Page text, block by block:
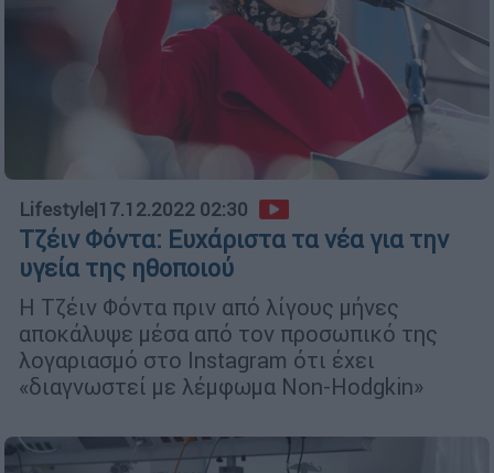
Lifestyle|17.12.2022 02:30
Τζέιν Φόντα: Ευχάριστα τα νέα για την
υγεία της ηθοποιού
Η Τζέιν Φόντα πριν από λίγους μήνες
αποκάλυψε μέσα από τον προσωπικό της
λογαριασμό στο Instagram ότι έχει
«διαγνωστεί με λέμφωμα Non-Hodgkin»